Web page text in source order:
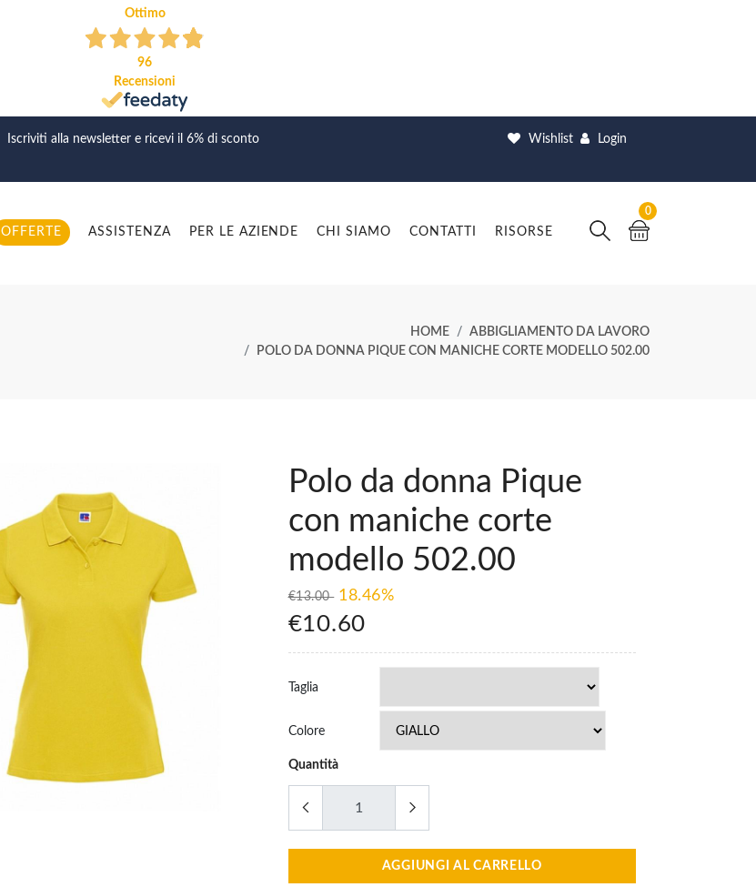
Ottimo
96
Recensioni
Iscriviti alla newsletter e ricevi il 6% di sconto Wishlist Login
OFFERTE ASSISTENZA PER LE AZIENDE CHI SIAMO CONTATTI RISORSE
0
HOME
ABBIGLIAMENTO DA LAVORO
POLO DA DONNA PIQUE CON MANICHE CORTE MODELLO 502.00
Polo da donna Pique
con maniche corte
modello 502.00
€13.00 18.46%
€10.60
Taglia
Colore
Quantità
AGGIUNGI AL CARRELLO